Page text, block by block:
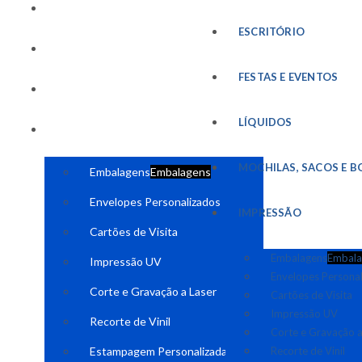
EmbalagensEmbalagens
Envelopes Personalizados
Cartões de Visita
Impressão UV
Corte e Gravação a Laser
Recorte de Vinil
Estampagem Personalizada
ESCRITÓRIO
FESTAS E EVENTOS
LÍQUIDOS
MOCHILAS, SACOS E
IMPRESSÃO
Embalagens
Envelopes
Cartões de Visita
Impressão UV
Corte e Gravação
Recorte de Vinil